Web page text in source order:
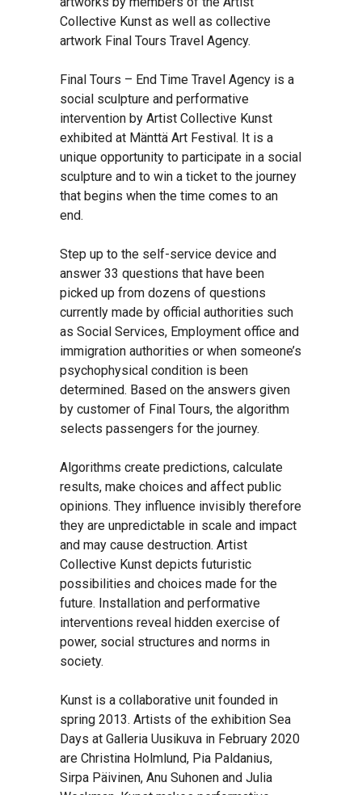
Collective Kunst as well as collective
artwork Final Tours Travel Agency.
Final Tours – End Time Travel Agency is a
social sculpture and performative
intervention by Artist Collective Kunst
exhibited at Mänttä Art Festival. It is a
unique opportunity to participate in a social
sculpture and to win a ticket to the journey
that begins when the time comes to an
end.
Step up to the self-service device and
answer 33 questions that have been
picked up from dozens of questions
currently made by official authorities such
as Social Services, Employment office and
immigration authorities or when someone’s
psychophysical condition is been
determined. Based on the answers given
by customer of Final Tours, the algorithm
selects passengers for the journey.
Algorithms create predictions, calculate
results, make choices and affect public
opinions. They influence invisibly therefore
they are unpredictable in scale and impact
and may cause destruction. Artist
Collective Kunst depicts futuristic
possibilities and choices made for the
future. Installation and performative
interventions reveal hidden exercise of
power, social structures and norms in
society.
Kunst is a collaborative unit founded in
spring 2013. Artists of the exhibition Sea
Days at Galleria Uusikuva in February 2020
are Christina Holmlund, Pia Paldanius,
Sirpa Päivinen, Anu Suhonen and Julia